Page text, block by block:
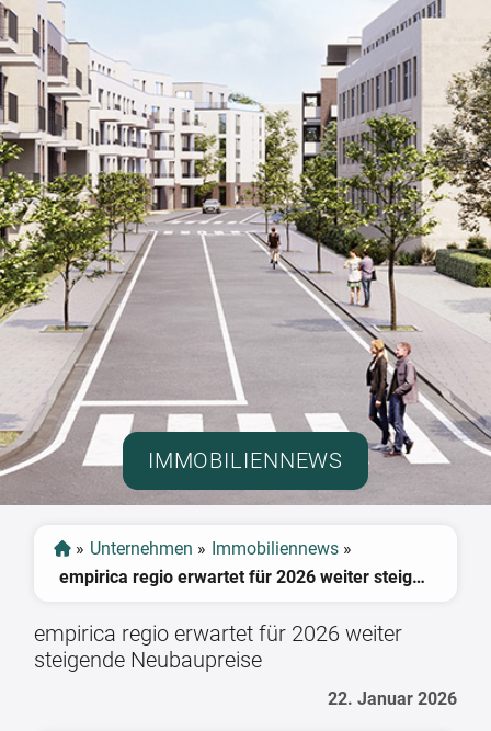
IMMOBILIENNEWS
» Unternehmen » Immobiliennews »
empirica regio erwartet für 2026 weiter steigende Neubaupreise
empirica regio erwartet für 2026 weiter
steigende Neubaupreise
22. Januar 2026